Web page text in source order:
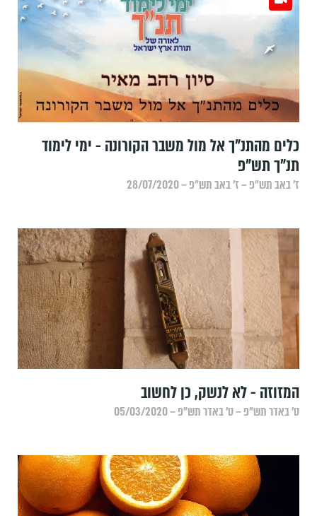
כלים מהתנ"ך אל מול משבר הקורונה - ימי לימוד
תנ"ך תש"פ
ז׳ באב תש״פ – ז׳ באב תש״פ – 28/07/2020
המזוזה - לא לנשק, כן לחשוב
ט׳ באדר תש״פ – ט׳ באדר תש״פ – 05/03/2020